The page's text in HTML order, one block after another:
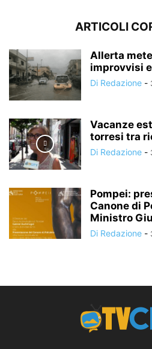
ARTICOLI
Allerta
improvvisi
Di Redazione -
Vacanze
torresi tra
Di Redazione -
Pompei:
Canone di
Ministro
Di Redazione -